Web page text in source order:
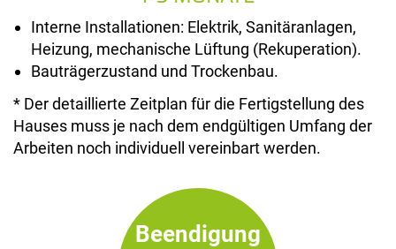
Interne Installationen: Elektrik, Sanitäranlagen,
Heizung, mechanische Lüftung (Rekuperation).
Bauträgerzustand und Trockenbau.
* Der detaillierte Zeitplan für die Fertigstellung des
Hauses muss je nach dem endgültigen Umfang der
Arbeiten noch individuell vereinbart werden.
Beendigung